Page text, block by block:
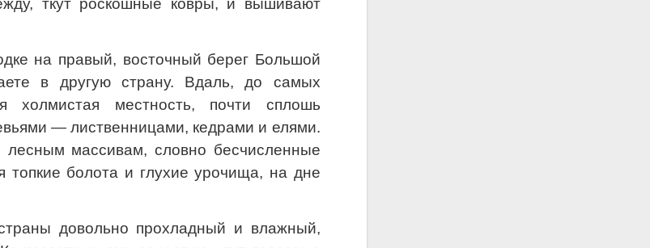
на правый, восточный берег Большой
в другую страну. Вдаль, до самых
холмистая местность, почти сплошь
— лиственницами, кедрами и елями.
массивам, словно бесчисленные
топкие болота и глухие урочища, на дне
довольно прохладный и влажный,